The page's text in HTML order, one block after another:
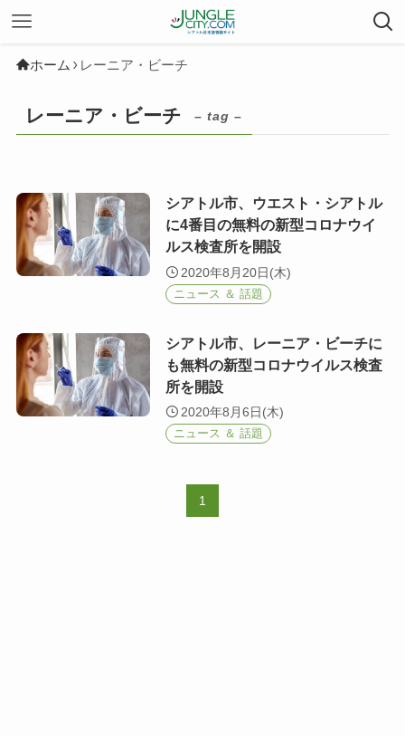
ホーム レーニア・ビーチ
レーニア・ビーチ – tag –
シアトル市、ウエスト・シアトル
に4番目の無料の新型コロナウイ
ルス検査所を開設
2020年8月20日(木)
ニュース ＆ 話題
シアトル市、レーニア・ビーチに
も無料の新型コロナウイルス検査
所を開設
2020年8月6日(木)
ニュース ＆ 話題
1